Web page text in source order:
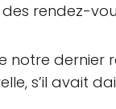
rendez-
notre dernier
s’il avait